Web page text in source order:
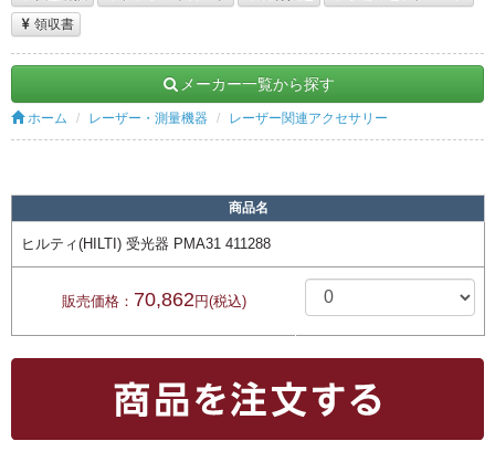
領収書
メーカー一覧から探す
ホーム レーザー・測量機器 レーザー関連アクセサリー
商品名
ヒルティ(HILTI) 受光器 PMA31 411288
販売価格： 70,862 円(税込)